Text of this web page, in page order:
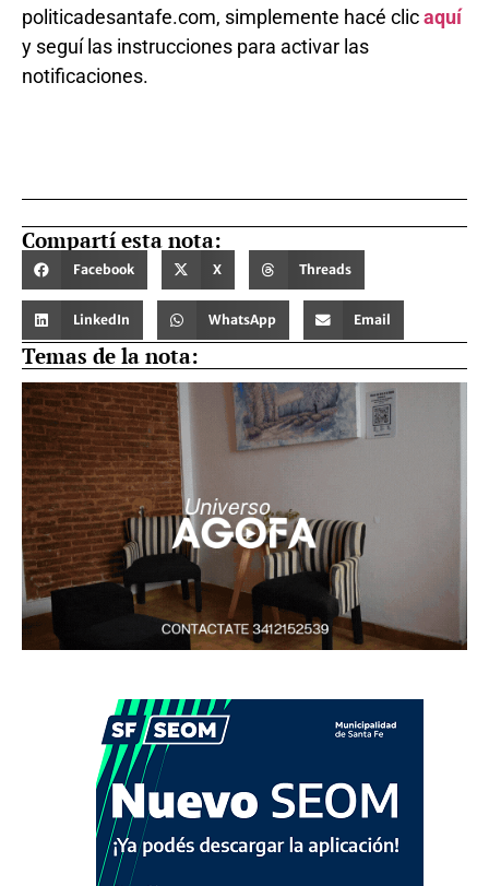
politicadesantafe.com, simplemente hacé clicaquí
y seguí las instrucciones para activar las
notificaciones.
Compartí esta nota:
Facebook X Threads
LinkedIn WhatsApp Email
Temas de la nota: